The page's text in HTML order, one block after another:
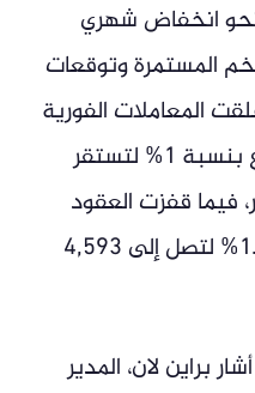
نحو انخفاض شهري
المستمرة وتوقعات
المعاملات الفورية
يوم الجمعة الماضي بارتفاع بنسبة 1% لتستقر
4,540.26 دولار، فيما قفزت العقود
الأميركية الآجلة بنسبة 1.43% لتصل إلى 4,593
براين لان، المدير